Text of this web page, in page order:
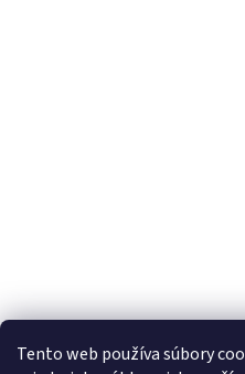
Tento web používa súbory